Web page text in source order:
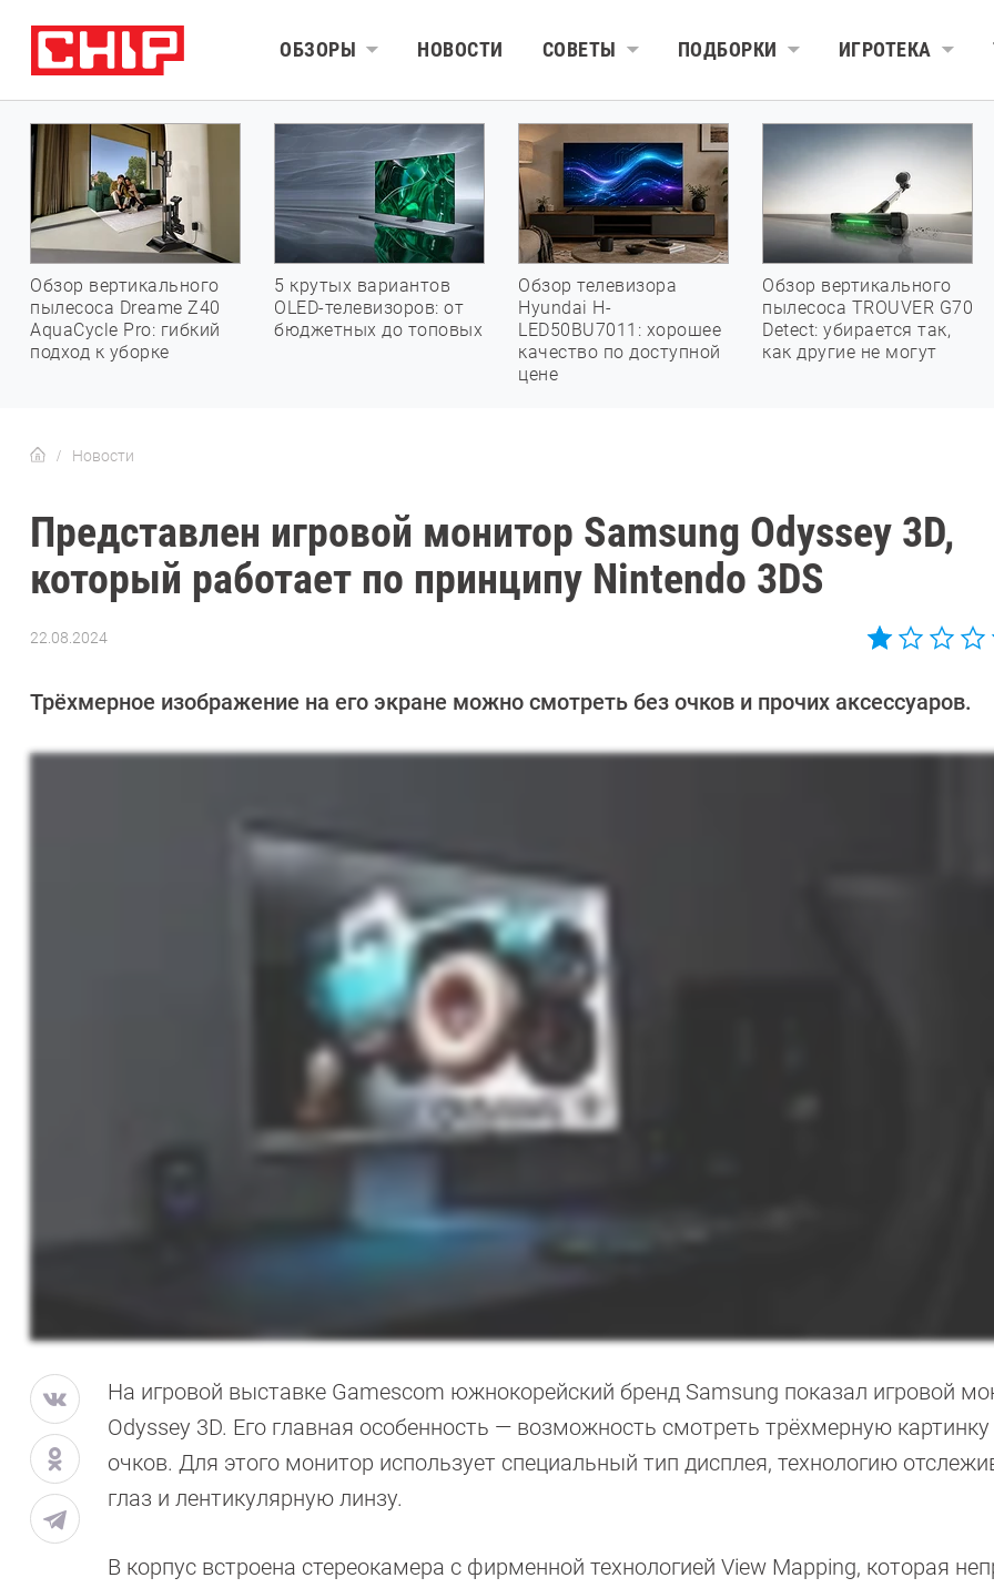
ОБЗОРЫ НОВОСТИ СОВЕТЫ ПОДБОРКИ ИГРОТЕКА
Обзор вертикального
пылесоса Dreame Z40
AquaCycle Pro: гибкий
подход к уборке
5 крутых вариантов
OLED-телевизоров: от
бюджетных до топовых
Обзор телевизора
Hyundai H-
LED50BU7011: хорошее
качество по доступной
цене
Обзор вертикального
пылесоса TROUVER G70
Detect: убирается так,
как другие не могут
Новости
Представлен игровой монитор Samsung Odyssey 3D,
который работает по принципу Nintendo 3DS
22.08.2024
Довлатова
Трёхмерное изображение на его экране можно смотреть без очков и прочих аксессуаров.
На игровой выставке Gamescom южнокорейский бренд Samsung показал игровой
Odyssey 3D. Его главная особенность — возможность смотреть трёхмерную картинку
очков. Для этого монитор использует специальный тип дисплея, технологию
глаз и лентикулярную линзу.
В корпус встроена стереокамера с фирменной технологией View Mapping, которая